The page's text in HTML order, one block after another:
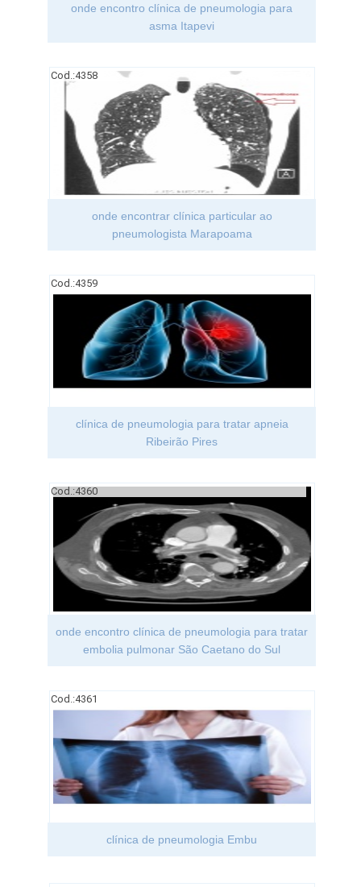
onde encontro clínica de pneumologia para
asma Itapevi
Cod.:4358
onde encontrar clínica particular ao
pneumologista Marapoama
Cod.:4359
clínica de pneumologia para tratar apneia
Ribeirão Pires
Cod.:4360
onde encontro clínica de pneumologia para tratar
embolia pulmonar São Caetano do Sul
Cod.:4361
clínica de pneumologia Embu